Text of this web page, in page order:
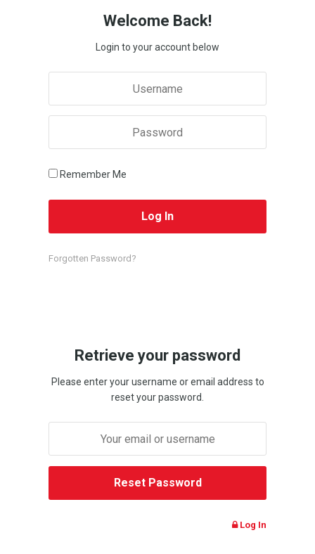
Welcome Back!
Login to your account below
Remember Me
Forgotten Password?
Retrieve your password
Please enter your username or email address to
reset your password.
Log In